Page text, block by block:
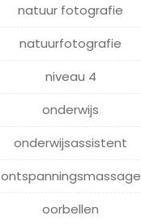
natuur fotografie
natuurfotografie
niveau 4
onderwijs
onderwijsassistent
ontspanningsmassage
oorbellen